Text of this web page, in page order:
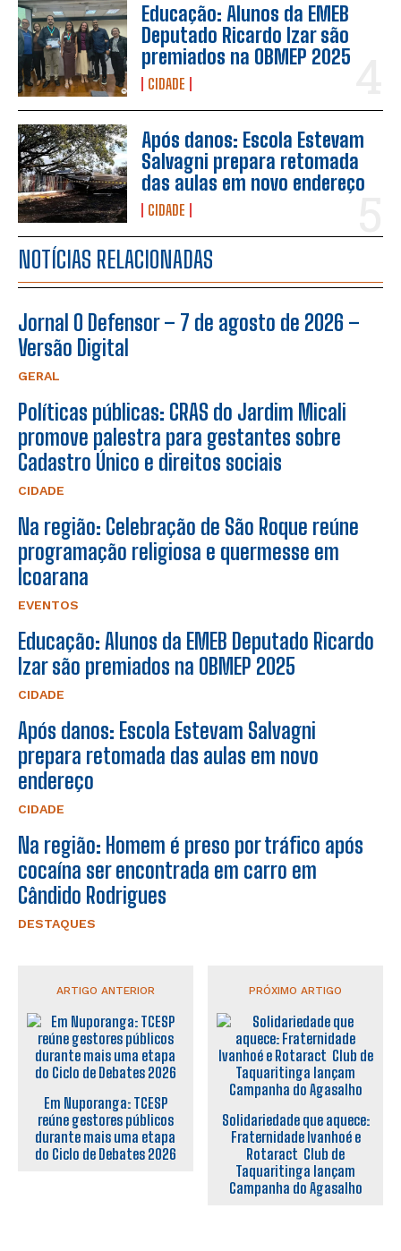
Educação: Alunos da EMEB
Deputado Ricardo Izar são
premiados na OBMEP 2025
CIDADE
Após danos: Escola Estevam
Salvagni prepara retomada
das aulas em novo endereço
CIDADE
NOTÍCIAS RELACIONADAS
Jornal O Defensor – 7 de agosto de 2026 –
Versão Digital
GERAL
Políticas públicas: CRAS do Jardim Micali
promove palestra para gestantes sobre
Cadastro Único e direitos sociais
CIDADE
Na região: Celebração de São Roque reúne
programação religiosa e quermesse em
Icoarana
EVENTOS
Educação: Alunos da EMEB Deputado Ricardo
Izar são premiados na OBMEP 2025
CIDADE
Após danos: Escola Estevam Salvagni
prepara retomada das aulas em novo
endereço
CIDADE
Na região: Homem é preso por tráfico após
cocaína ser encontrada em carro em
Cândido Rodrigues
DESTAQUES
ARTIGO ANTERIOR
Em Nuporanga: TCESP
reúne gestores públicos
durante mais uma etapa
do Ciclo de Debates 2026
PRÓXIMO ARTIGO
Solidariedade que aquece:
Fraternidade Ivanhoé e
Rotaract Club de
Taquaritinga lançam
Campanha do Agasalho